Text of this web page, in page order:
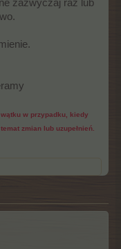
zazwyczaj raz lub
w przypadku, kiedy
zmian lub uzupełnień.